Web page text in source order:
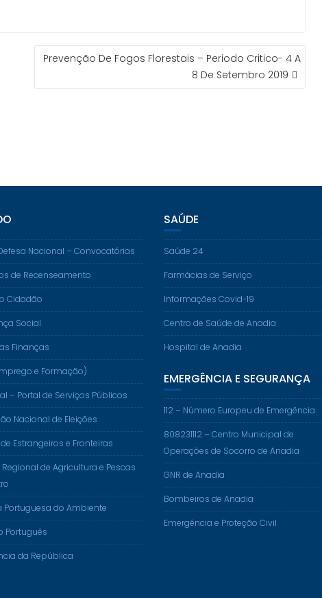
Prevenção De Fogos Florestais – Periodo Critico- 4 A
8 De Setembro 2019
Nacional – Convocatórias
de Recenseamento
Cidadão
Social
Finanças
e Formação)
– Portal de Serviços Públicos
Nacional de Eleições
Estrangeiros e Fronteiras
Regional de Agricultura e Pescas
Portuguesa do Ambiente
Português
da República
SAÚDE
Saúde 24
Farmácias de Serviço
Informações Covid-19
Centro de Saúde de Anadia
Hospital de Anadia
EMERGÊNCIA E SEGURANÇA
112 – Número Europeu de Emergência
808231112 – Centro Municipal de
Operações de Socorro de Anadia
GNR de Anadia
Bombeiros de Anadia
Emergência e Proteção Civil